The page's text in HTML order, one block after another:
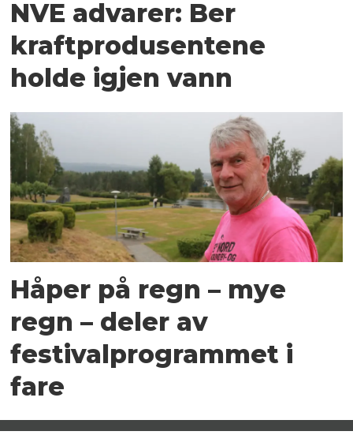
NVE advarer: Ber
kraftprodusentene
holde igjen vann
Håper på regn – mye
regn – deler av
festivalprogrammet i
fare